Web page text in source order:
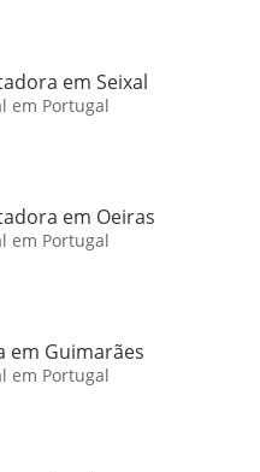
em Seixal
em Portugal
em Oeiras
em Portugal
em Guimarães
em Portugal